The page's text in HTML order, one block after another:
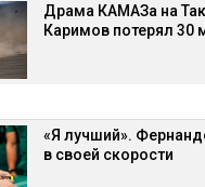
Драма КАМАЗа на
Каримов потерял 30
«Я лучший».
в своей скорости